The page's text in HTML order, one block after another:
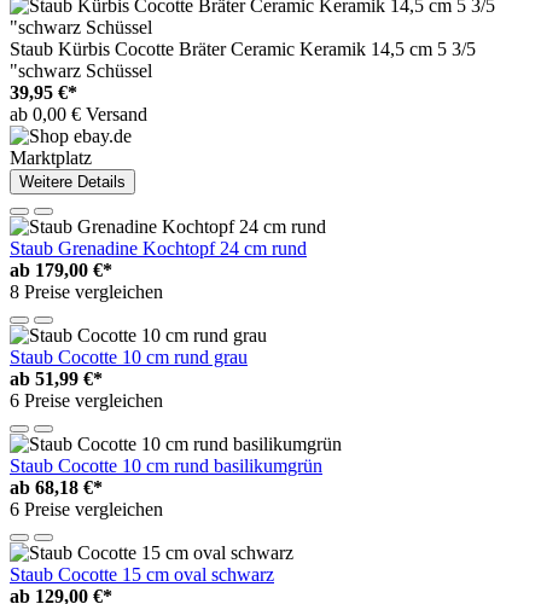
Staub Kürbis Cocotte Bräter Ceramic Keramik 14,5 cm 5 3/5
"schwarz Schüssel
39,95 €*
ab 0,00 € Versand
Marktplatz
Weitere Details
Staub Grenadine Kochtopf 24 cm rund
ab 179,00 €*
8 Preise vergleichen
Staub Cocotte 10 cm rund grau
ab 51,99 €*
6 Preise vergleichen
Staub Cocotte 10 cm rund basilikumgrün
ab 68,18 €*
6 Preise vergleichen
Staub Cocotte 15 cm oval schwarz
ab 129,00 €*